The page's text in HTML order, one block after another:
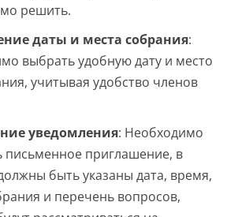
решить.
даты и места собрания:
выбрать удобную дату и место
учитывая удобство членов
уведомления: Необходимо
письменное приглашение, в
быть указаны дата, время,
и перечень вопросов,